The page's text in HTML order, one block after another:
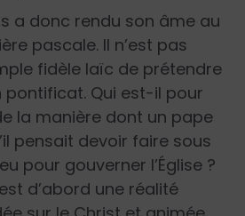
a donc rendu son âme au
pascale. Il n’est pas
fidèle laïc de prétendre
pontificat. Qui est-il pour
la manière dont un pape
pensait devoir faire sous
pour gouverner l’Église ?
d’abord une réalité